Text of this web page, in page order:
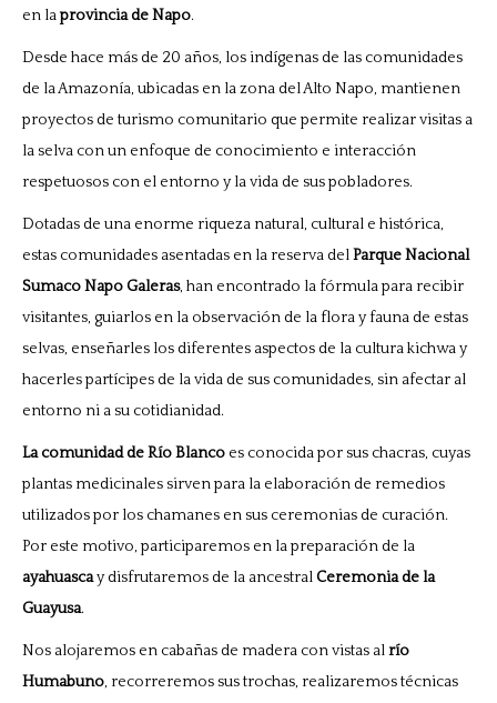
en laprovincia de Napo.
Desde hace más de 20 años, los indígenas de las comunidades
de la Amazonía, ubicadas en la zona del Alto Napo, mantienen
proyectos de turismo comunitario que permite realizar visitas a
la selva con un enfoque de conocimiento e interacción
respetuosos con el entorno y la vida de sus pobladores.
Dotadas de una enorme riqueza natural, cultural e histórica,
estas comunidades asentadas en la reserva delParque Nacional
Sumaco Napo Galeras, han encontrado la fórmula para recibir
visitantes, guiarlos en la observación de la flora y fauna de estas
selvas, enseñarles los diferentes aspectos de la cultura kichwa y
hacerles partícipes de la vida de sus comunidades, sin afectar al
entorno ni a su cotidianidad.
La comunidad de Río Blanco es conocida por sus chacras, cuyas
plantas medicinales sirven para la elaboración de remedios
utilizados por los chamanes en sus ceremonias de curación.
Por este motivo, participaremos en la preparación de la
ayahuascay disfrutaremos de la ancestralCeremonia de la
Guayusa.
Nos alojaremos en cabañas de madera con vistas alrío
Humabuno, recorreremos sus trochas, realizaremos técnicas